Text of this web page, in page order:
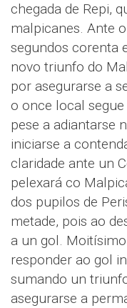
chegada de Repi,
malpicanes. Ante
segundos corenta
novo triunfo do
por asegurarse a
o once local
pese a adiantarse
iniciarse a
claridade ante un
pelexará co
dos pupilos de
metade, pois ao
a un gol.
responder ao gol
sumando un
asegurarse a